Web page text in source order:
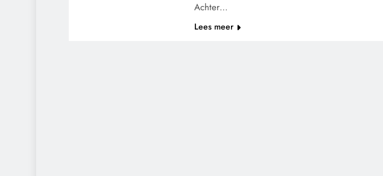
Achter…
Lees meer